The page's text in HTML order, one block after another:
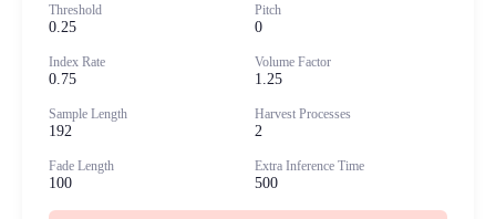
Threshold
0.25
Pitch
0
Index Rate
0.75
Volume Factor
1.25
Sample Length
192
Harvest Processes
2
Fade Length
100
Extra Inference Time
500